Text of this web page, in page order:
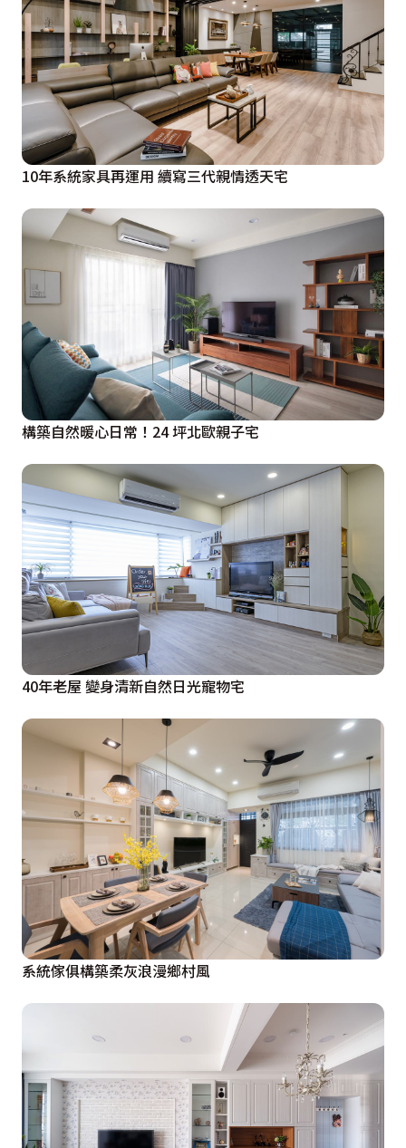
10年系統家具再運用 續寫三代親情透天宅
構築自然暖心日常！24 坪北歐親子宅
40年老屋 變身清新自然日光寵物宅
系統傢俱構築柔灰浪漫鄉村風